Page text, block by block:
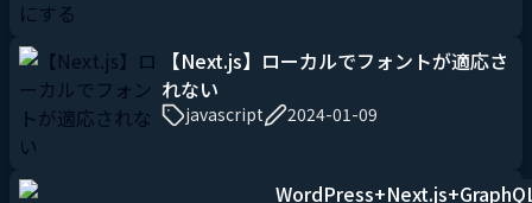
【Next.js】ローカルでフォントが適応さ
れない
javascript 2024-01-09